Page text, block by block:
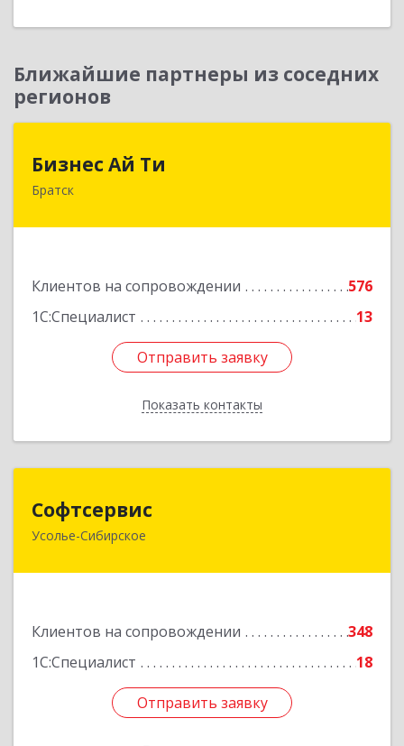
Ближайшие партнеры из соседних
регионов
Бизнес Ай Ти
Братск
Клиентов на сопровождении
576
1С:Специалист
13
Отправить заявку
Показать контакты
665717, Иркутская обл, Братск г, Центральный
Отправить заявку
Назад
Софтсервис
Усолье-Сибирское
Клиентов на сопровождении
348
1С:Специалист
18
Отправить заявку
665451, Иркутская обл, Усолье-Сибирское г,
Отправить заявку